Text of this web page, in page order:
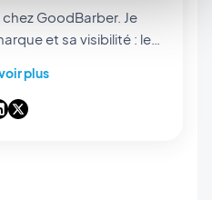
GoodBarber. Je
et sa visibilité : les
— la manière dont ils
des IA. Storyteller
plus